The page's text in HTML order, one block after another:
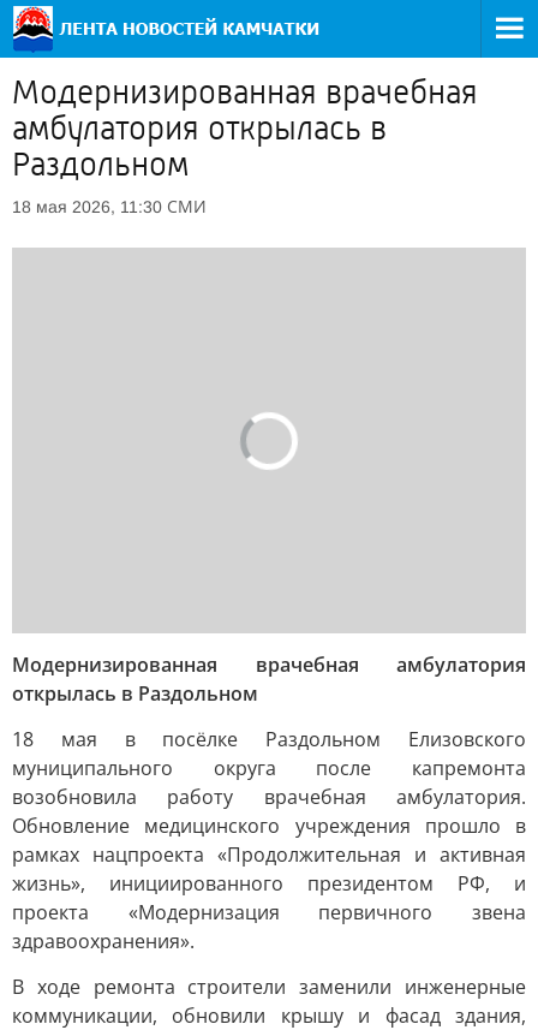
Модернизированная врачебная
амбулатория открылась в
Раздольном
18 мая 2026, 11:30 СМИ
Модернизированная врачебная амбулатория
открылась в Раздольном
18 мая в посёлке Раздольном Елизовского
муниципального округа после капремонта
возобновила работу врачебная амбулатория.
Обновление медицинского учреждения прошло в
рамках нацпроекта «Продолжительная и активная
жизнь», инициированного президентом РФ, и
проекта «Модернизация первичного звена
здравоохранения».
В ходе ремонта строители заменили инженерные
коммуникации, обновили крышу и фасад здания,